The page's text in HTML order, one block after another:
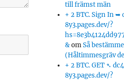
till främst män
+ 2 BTC. Sign In ➥
8y3.pages.dev/?
&omSå
(Håltimmesgräv
+ 2 BTC. GET ➴
8y3.pages.dev/?